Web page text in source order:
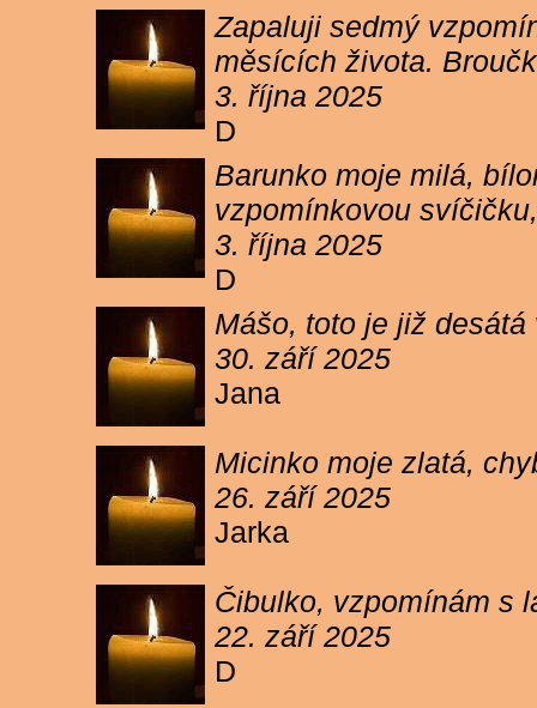
Zapaluji sedmý
měsících života.
3. října 2025
D
Barunko moje milá,
vzpomínkovou
3. října 2025
D
Mášo, toto je již
30. září 2025
Jana
Micinko moje zlatá,
26. září 2025
Jarka
Čibulko, vzpomínám s
22. září 2025
D